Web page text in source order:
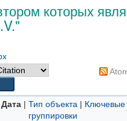
которых
"
Дата| Тип объекта | Ключевые
группировки